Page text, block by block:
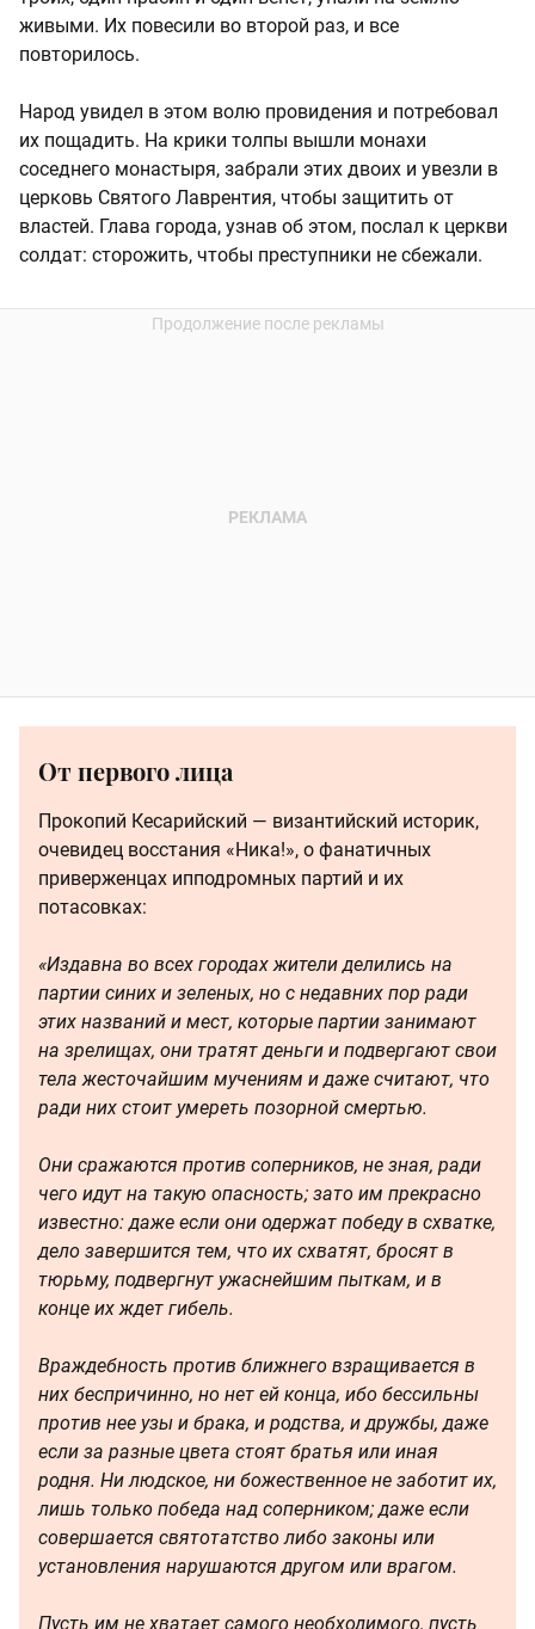
живыми. Их повесили во второй раз, и все
повторилось.
Народ увидел в этом волю провидения и потребовал
их пощадить. На крики толпы вышли монахи
соседнего монастыря, забрали этих двоих и увезли в
церковь Святого Лаврентия, чтобы защитить от
властей. Глава города, узнав об этом, послал к церкви
солдат: сторожить, чтобы преступники не сбежали.
От первого лица
Прокопий Кесарийский — византийский историк,
очевидец восстания «Ника!», о фанатичных
приверженцах ипподромных партий и их
потасовках:
«Издавна во всех городах жители делились на
партии синих и зеленых, но с недавних пор ради
этих названий и мест, которые партии занимают
на зрелищах, они тратят деньги и подвергают свои
тела жесточайшим мучениям и даже считают, что
ради них стоит умереть позорной смертью.
Они сражаются против соперников, не зная, ради
чего идут на такую опасность; зато им прекрасно
известно: даже если они одержат победу в схватке,
дело завершится тем, что их схватят, бросят в
тюрьму, подвергнут ужаснейшим пыткам, и в
конце их ждет гибель.
Враждебность против ближнего взращивается в
них беспричинно, но нет ей конца, ибо бессильны
против нее узы и брака, и родства, и дружбы, даже
если за разные цвета стоят братья или иная
родня. Ни людское, ни божественное не заботит их,
лишь только победа над соперником; даже если
совершается святотатство либо законы или
установления нарушаются другом или врагом.
Пусть им не хватает самого необходимого, пусть